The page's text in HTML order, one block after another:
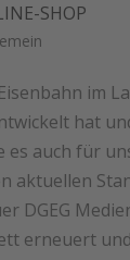
SHOP
im
hat
es auch für
aktuellen
DGEG
erneuert